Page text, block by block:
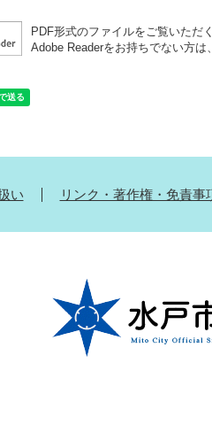
PDF形式のファイルをご覧いただ
Adobe Readerをお持ちでない方は
い リンク・著作権・免責事